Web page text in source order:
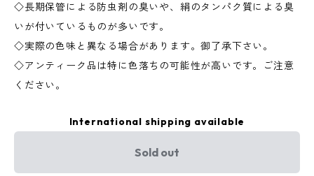
◇長期保管による防虫剤の臭いや、絹のタンパク質による臭
いが付いているものが多いです。
◇実際の色味と異なる場合があります。御了承下さい。
◇アンティーク品は特に色落ちの可能性が高いです。ご注意
ください。
International shipping available
Sold out